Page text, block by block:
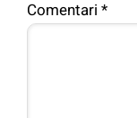
Comentari *